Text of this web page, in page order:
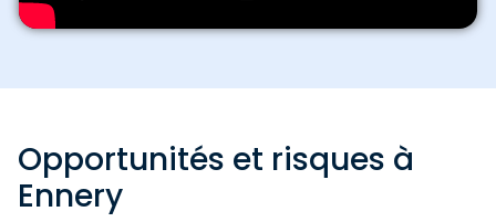
Opportunités et risques à
Ennery